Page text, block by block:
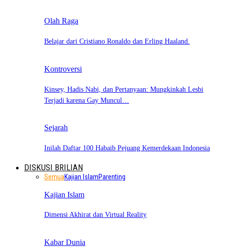
Olah Raga
Belajar dari Cristiano Ronaldo dan Erling Haaland.
Kontroversi
Kinsey, Hadis Nabi, dan Pertanyaan: Mungkinkah Lesbi
Terjadi karena Gay Muncul…
Sejarah
Inilah Daftar 100 Habaib Pejuang Kemerdekaan Indonesia
DISKUSI BRILIAN
SemuaKajian IslamParenting
Kajian Islam
Dimensi Akhirat dan Virtual Reality
Kabar Dunia